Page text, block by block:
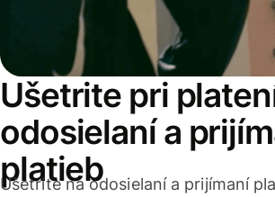
Ušetrite pri
odosielaní a
platieb
Ušetrite na odosielaní a prijímaní